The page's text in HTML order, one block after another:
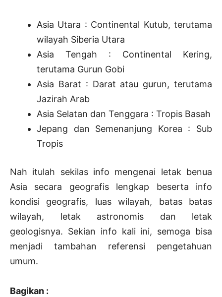
Asia Utara : Continental Kutub, terutama
wilayah Siberia Utara
Asia Tengah : Continental Kering,
terutama Gurun Gobi
Asia Barat : Darat atau gurun, terutama
Jazirah Arab
Asia Selatan dan Tenggara : Tropis Basah
Jepang dan Semenanjung Korea : Sub
Tropis
Nah itulah sekilas info mengenai letak benua
Asia secara geografis lengkap beserta info
kondisi geografis, luas wilayah, batas batas
wilayah, letak astronomis dan letak
geologisnya. Sekian info kali ini, semoga bisa
menjadi tambahan referensi pengetahuan
umum.
Bagikan :